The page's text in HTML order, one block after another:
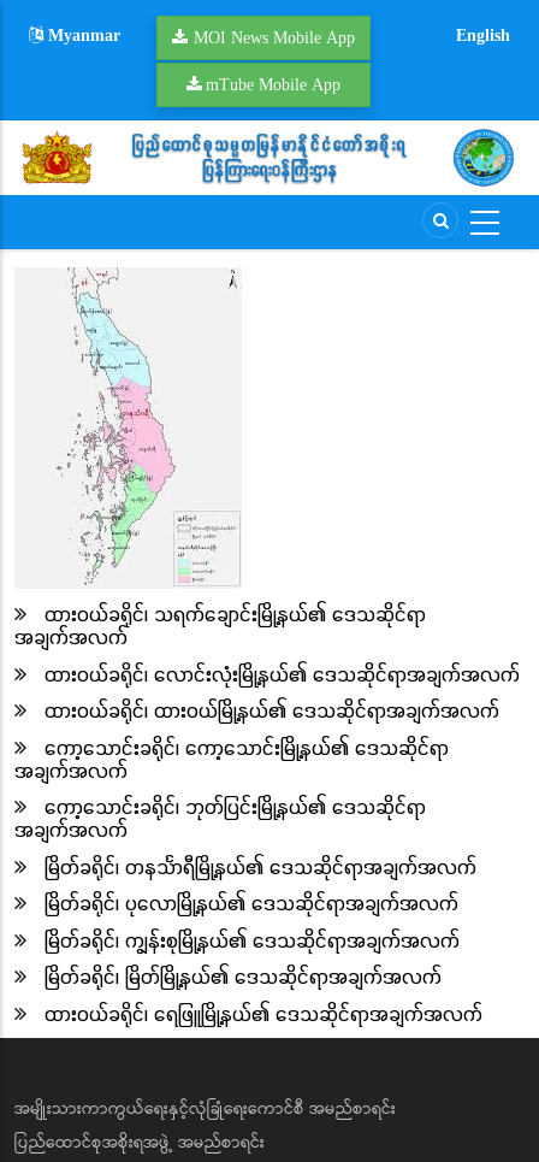
Myanmar MOI News Mobile App
mTube Mobile App
English
ထားဝယ်ခရိုင်၊ သရက်ချောင်းမြို့နယ်၏ ဒေသဆိုင်ရာ
အချက်အလက်
ထားဝယ်ခရိုင်၊ လောင်းလုံးမြို့နယ်၏ ဒေသဆိုင်ရာအချက်အလက်
ထားဝယ်ခရိုင်၊ ထားဝယ်မြို့နယ်၏ ဒေသဆိုင်ရာအချက်အလက်
ကော့သောင်းခရိုင်၊ ကော့သောင်းမြို့နယ်၏ ဒေသဆိုင်ရာ
အချက်အလက်
ကော့သောင်းခရိုင်၊ ဘုတ်ပြင်းမြို့နယ်၏ ဒေသဆိုင်ရာ
အချက်အလက်
မြိတ်ခရိုင်၊ တနင်္သာရီမြို့နယ်၏ ဒေသဆိုင်ရာအချက်အလက်
မြိတ်ခရိုင်၊ ပုလောမြို့နယ်၏ ဒေသဆိုင်ရာအချက်အလက်
မြိတ်ခရိုင်၊ ကျွန်းစုမြို့နယ်၏ ဒေသဆိုင်ရာအချက်အလက်
မြိတ်ခရိုင်၊ မြိတ်မြို့နယ်၏ ဒေသဆိုင်ရာအချက်အလက်
ထားဝယ်ခရိုင်၊ ရေဖြူမြို့နယ်၏ ဒေသဆိုင်ရာအချက်အလက်
အမျိုးသားကာကွယ်ရေးနှင့်လုံခြုံရေးကောင်စီ အမည်စာရင်း
ပြည်ထောင်စုအစိုးရအဖွဲ့ အမည်စာရင်း